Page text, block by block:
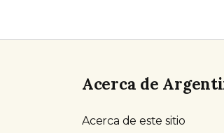
Acerca de
Acerca de este sitio